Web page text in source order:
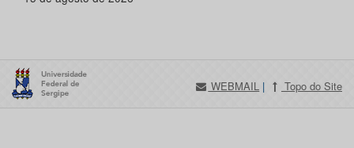
WEBMAIL | Topo do Site